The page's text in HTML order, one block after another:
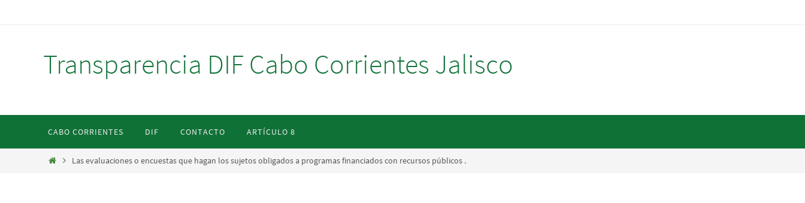
Transparencia DIF Cabo Corrientes Jalisco
contenido
CABO CORRIENTES DIF CONTACTO ARTÍCULO 8
InicioLas evaluaciones o encuestas que hagan los sujetos obligados a programas financiados con recursos públicos .